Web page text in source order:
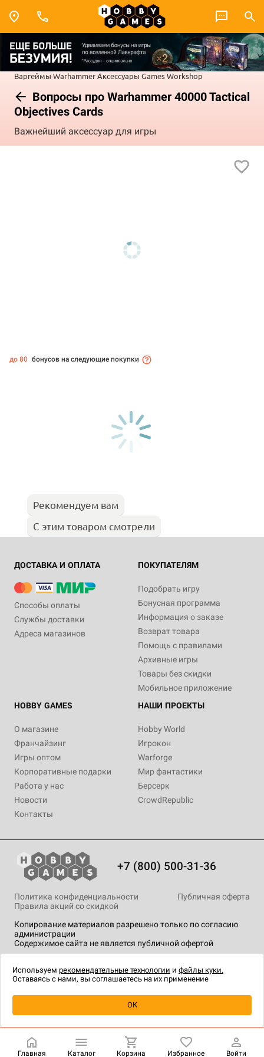
Варгеймы WarhammerАксессуары Games Workshop
Вопросы про Warhammer 40000 Tactical
Objectives Cards
Важнейший аксессуар для игры
Уведомить о наличии
до 80 бонусов на следующие покупки
Рекомендуем вам
С этим товаром смотрели
ДОСТАВКА И ОПЛАТА
Способы оплаты
Службы доставки
Адреса магазинов
ПОКУПАТЕЛЯМ
Подобрать игру
Бонусная программа
Информация о заказе
Возврат товара
Помощь с правилами
Архивные игры
Товары без скидки
Мобильное приложение
HOBBY GAMES
О магазине
Франчайзинг
Игры оптом
Корпоративные подарки
Работа у нас
Новости
Контакты
НАШИ ПРОЕКТЫ
Hobby World
Игрокон
Warforge
Мир фантастики
Берсерк
CrowdRepublic
+7 (800) 500-31-36
Копирование материалов разрешено только по согласию
администрации
Содержимое сайта не является публичной офертой
Политика конфиденциальности
Публичная оферта
Правила акций со скидкой
технологии.
Главная Каталог Корзина Избранное Войти
Используем рекомендательные технологии и файлы куки.
Оставаясь с нами, вы соглашаетесь на их применение
OK